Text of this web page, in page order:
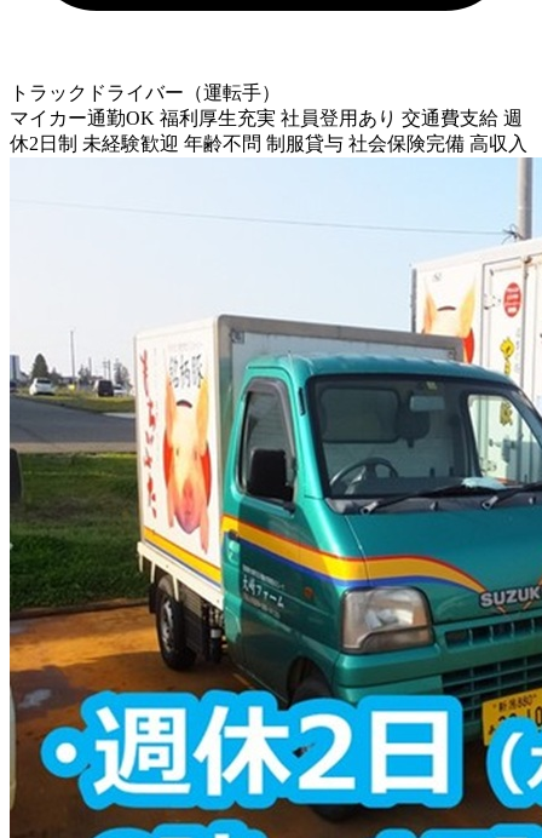
トラックドライバー（運転手）
マイカー通勤OK 福利厚生充実 社員登用あり 交通費支給 週
休2日制 未経験歓迎 年齢不問 制服貸与 社会保険完備 高収入